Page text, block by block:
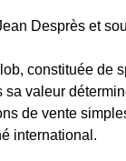
Desprès et
constituée de
sa valeur
de vente
international.